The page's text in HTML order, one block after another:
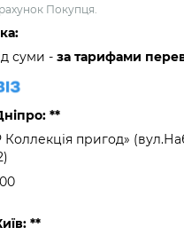
Покупця.
суми - за тарифами
**
Коллекція пригод»
**